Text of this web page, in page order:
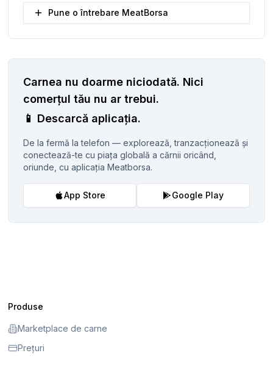
Pune o întrebare MeatBorsa
Carnea nu doarme niciodată. Nici
comerțul tău nu ar trebui.
📱 Descarcă aplicația.
De la fermă la telefon — explorează, tranzacționează și
conectează-te cu piața globală a cărnii oricând,
oriunde, cu aplicația Meatborsa.
App Store Google Play
Produse
Marketplace de carne
Prețuri